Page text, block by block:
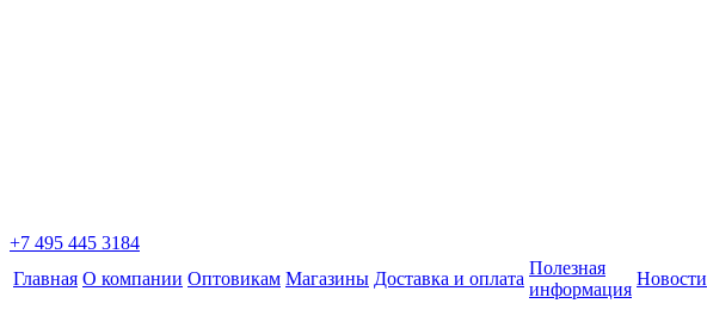
+7 495 445 3184
Главная О компании Оптовикам Магазины Доставка и оплата
Полезная
информация
Новости